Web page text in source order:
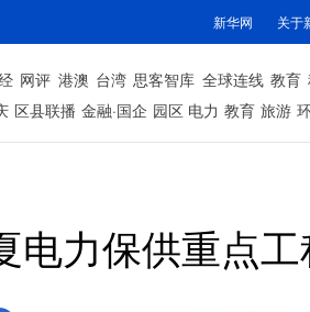
新华网 关于
网评 港澳 台湾 思客智库 全球连线 教育
区县联播 金融·国企 园区 电力 教育 旅游
电力保供重点